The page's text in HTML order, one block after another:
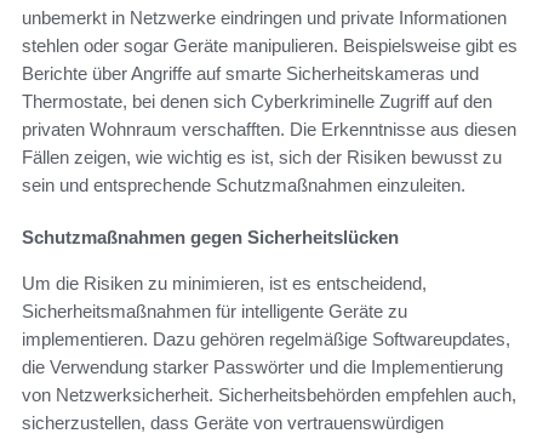
unbemerkt in Netzwerke eindringen und private Informationen
stehlen oder sogar Geräte manipulieren. Beispielsweise gibt es
Berichte über Angriffe auf smarte Sicherheitskameras und
Thermostate, bei denen sich Cyberkriminelle Zugriff auf den
privaten Wohnraum verschafften. Die Erkenntnisse aus diesen
Fällen zeigen, wie wichtig es ist, sich der Risiken bewusst zu
sein und entsprechende Schutzmaßnahmen einzuleiten.
Schutzmaßnahmen gegen Sicherheitslücken
Um die Risiken zu minimieren, ist es entscheidend,
Sicherheitsmaßnahmen für intelligente Geräte zu
implementieren. Dazu gehören regelmäßige Softwareupdates,
die Verwendung starker Passwörter und die Implementierung
von Netzwerksicherheit. Sicherheitsbehörden empfehlen auch,
sicherzustellen, dass Geräte von vertrauenswürdigen